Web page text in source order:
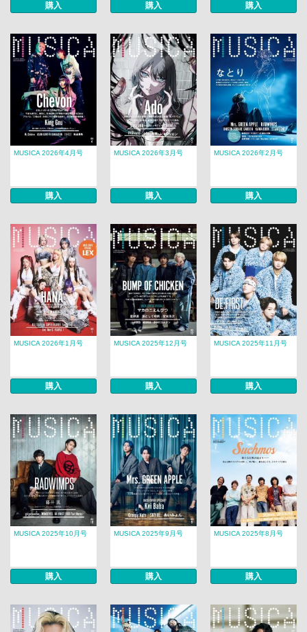
購入 購入 購入
MUSICA 2026年4月号
購入
MUSICA 2026年3月号
購入
MUSICA 2026年2月号
購入
MUSICA 2026年1月号
購入
MUSICA 2025年12月号
購入
MUSICA 2025年11月号
購入
MUSICA 2025年10月号
購入
MUSICA 2025年9月号
購入
MUSICA 2025年8月号
購入